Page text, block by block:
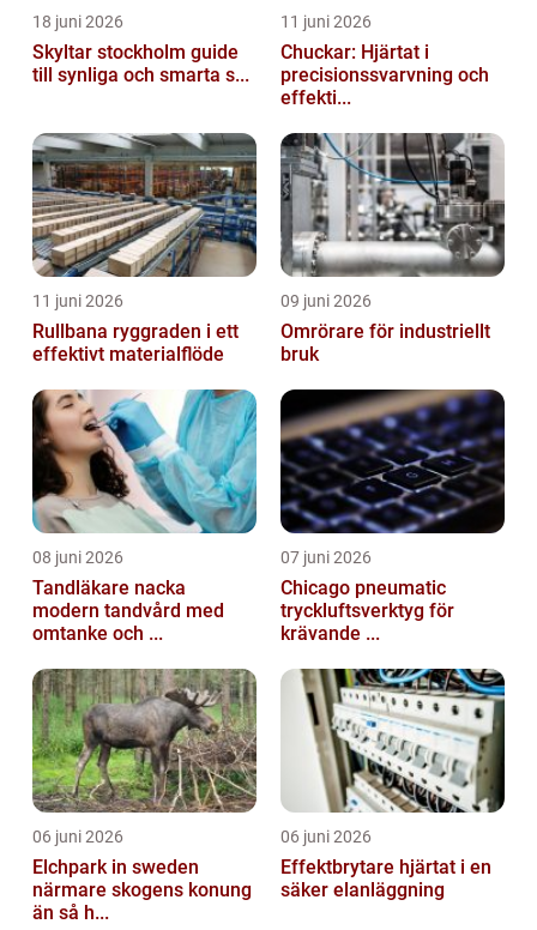
18 juni 2026
Skyltar stockholm guide
till synliga och smarta s...
11 juni 2026
Chuckar: Hjärtat i
precisionssvarvning och
effekti...
11 juni 2026
Rullbana ryggraden i ett
effektivt materialflöde
09 juni 2026
Omrörare för industriellt
bruk
08 juni 2026
Tandläkare nacka
modern tandvård med
omtanke och ...
07 juni 2026
Chicago pneumatic
tryckluftsverktyg för
krävande ...
06 juni 2026
Elchpark in sweden
närmare skogens konung
än så h...
06 juni 2026
Effektbrytare hjärtat i en
säker elanläggning